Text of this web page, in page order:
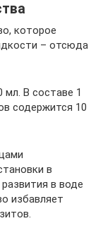
которое
– отсюда
В составе 1
содержится 10
в
в воде
избавляет